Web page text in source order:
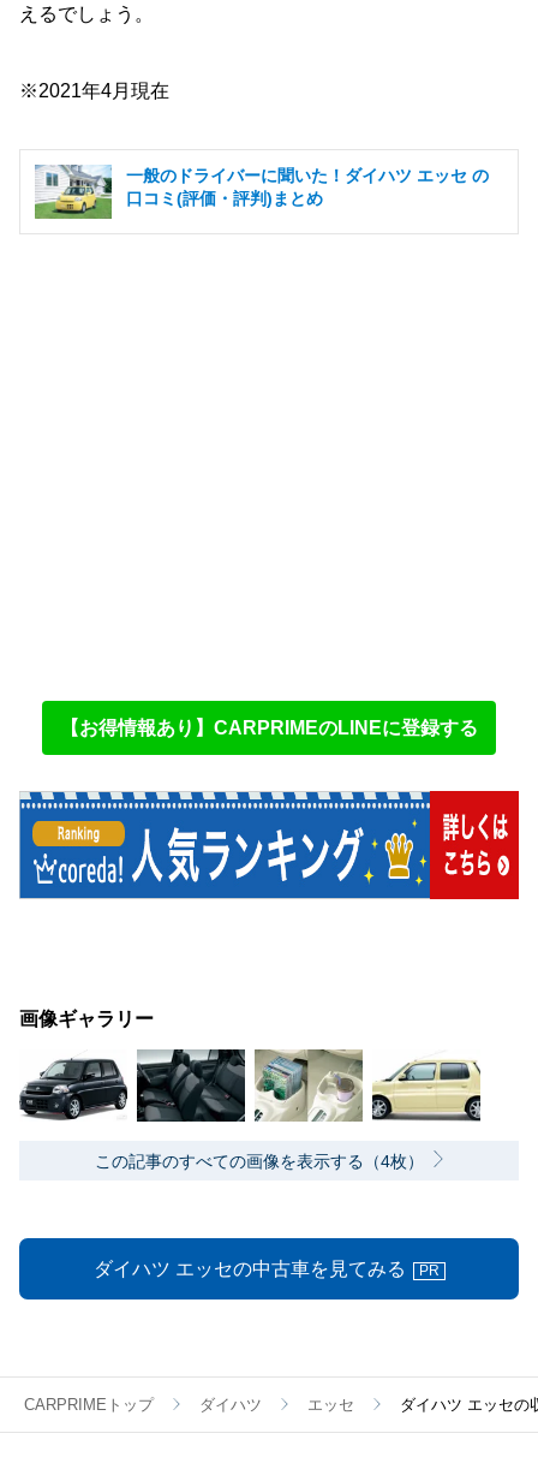
えるでしょう。
※2021年4月現在
一般のドライバーに聞いた！ダイハツ エッセ の
口コミ(評価・評判)まとめ
【お得情報あり】CARPRIMEのLINEに登録する
画像ギャラリー
この記事のすべての画像を表示する（4枚）
ダイハツ エッセの中古車を見てみる PR
CARPRIMEトップ ダイハツ エッセ ダイハツ エッセの